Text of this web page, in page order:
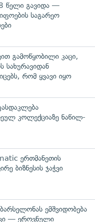
წელი გავიდა —
საგარეო
გამოწყობილი კაცი,
სახურავიდან
რომ ყვავი იყო
კოლექციაზე ნაწილ-
ერთმანეთის
ბიზნესის ჯაჭვი
ემშვიდობება
— ეროვნული